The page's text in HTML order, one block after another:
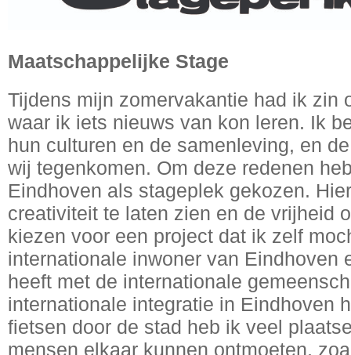
Maatschappelijke Stage
Tijdens mijn zomervakantie had ik zin
waar ik iets nieuws van kon leren. Ik
hun culturen en de samenleving, en
wij tegenkomen. Om deze redenen
Eindhoven als stageplek gekozen.
creativiteit te laten zien en de vrijheid
kiezen voor een project dat ik zelf
internationale inwoner van Eindhoven
heeft met de internationale
internationale integratie in Eindhoven
fietsen door de stad heb ik veel
mensen elkaar kunnen ontmoeten,